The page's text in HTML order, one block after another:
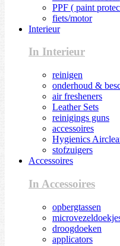
PPF ( paint
fiets/motor
Interieur
In Interieur
reinigen
onderhoud &
air fresheners
Leather Sets
reinigings guns
accessoires
Hygienics
stofzuigers
Accessoires
In Accessoires
opbergtassen
droogdoeken
applicators